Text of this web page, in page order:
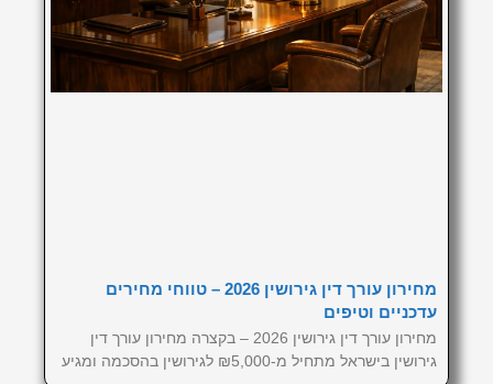
מחירון עורך דין גירושין 2026 – טווחי מחירים
עדכניים וטיפים
מחירון עורך דין גירושין 2026 – בקצרה מחירון עורך דין
גירושין בישראל מתחיל מ-₪5,000 לגירושין בהסכמה ומגיע